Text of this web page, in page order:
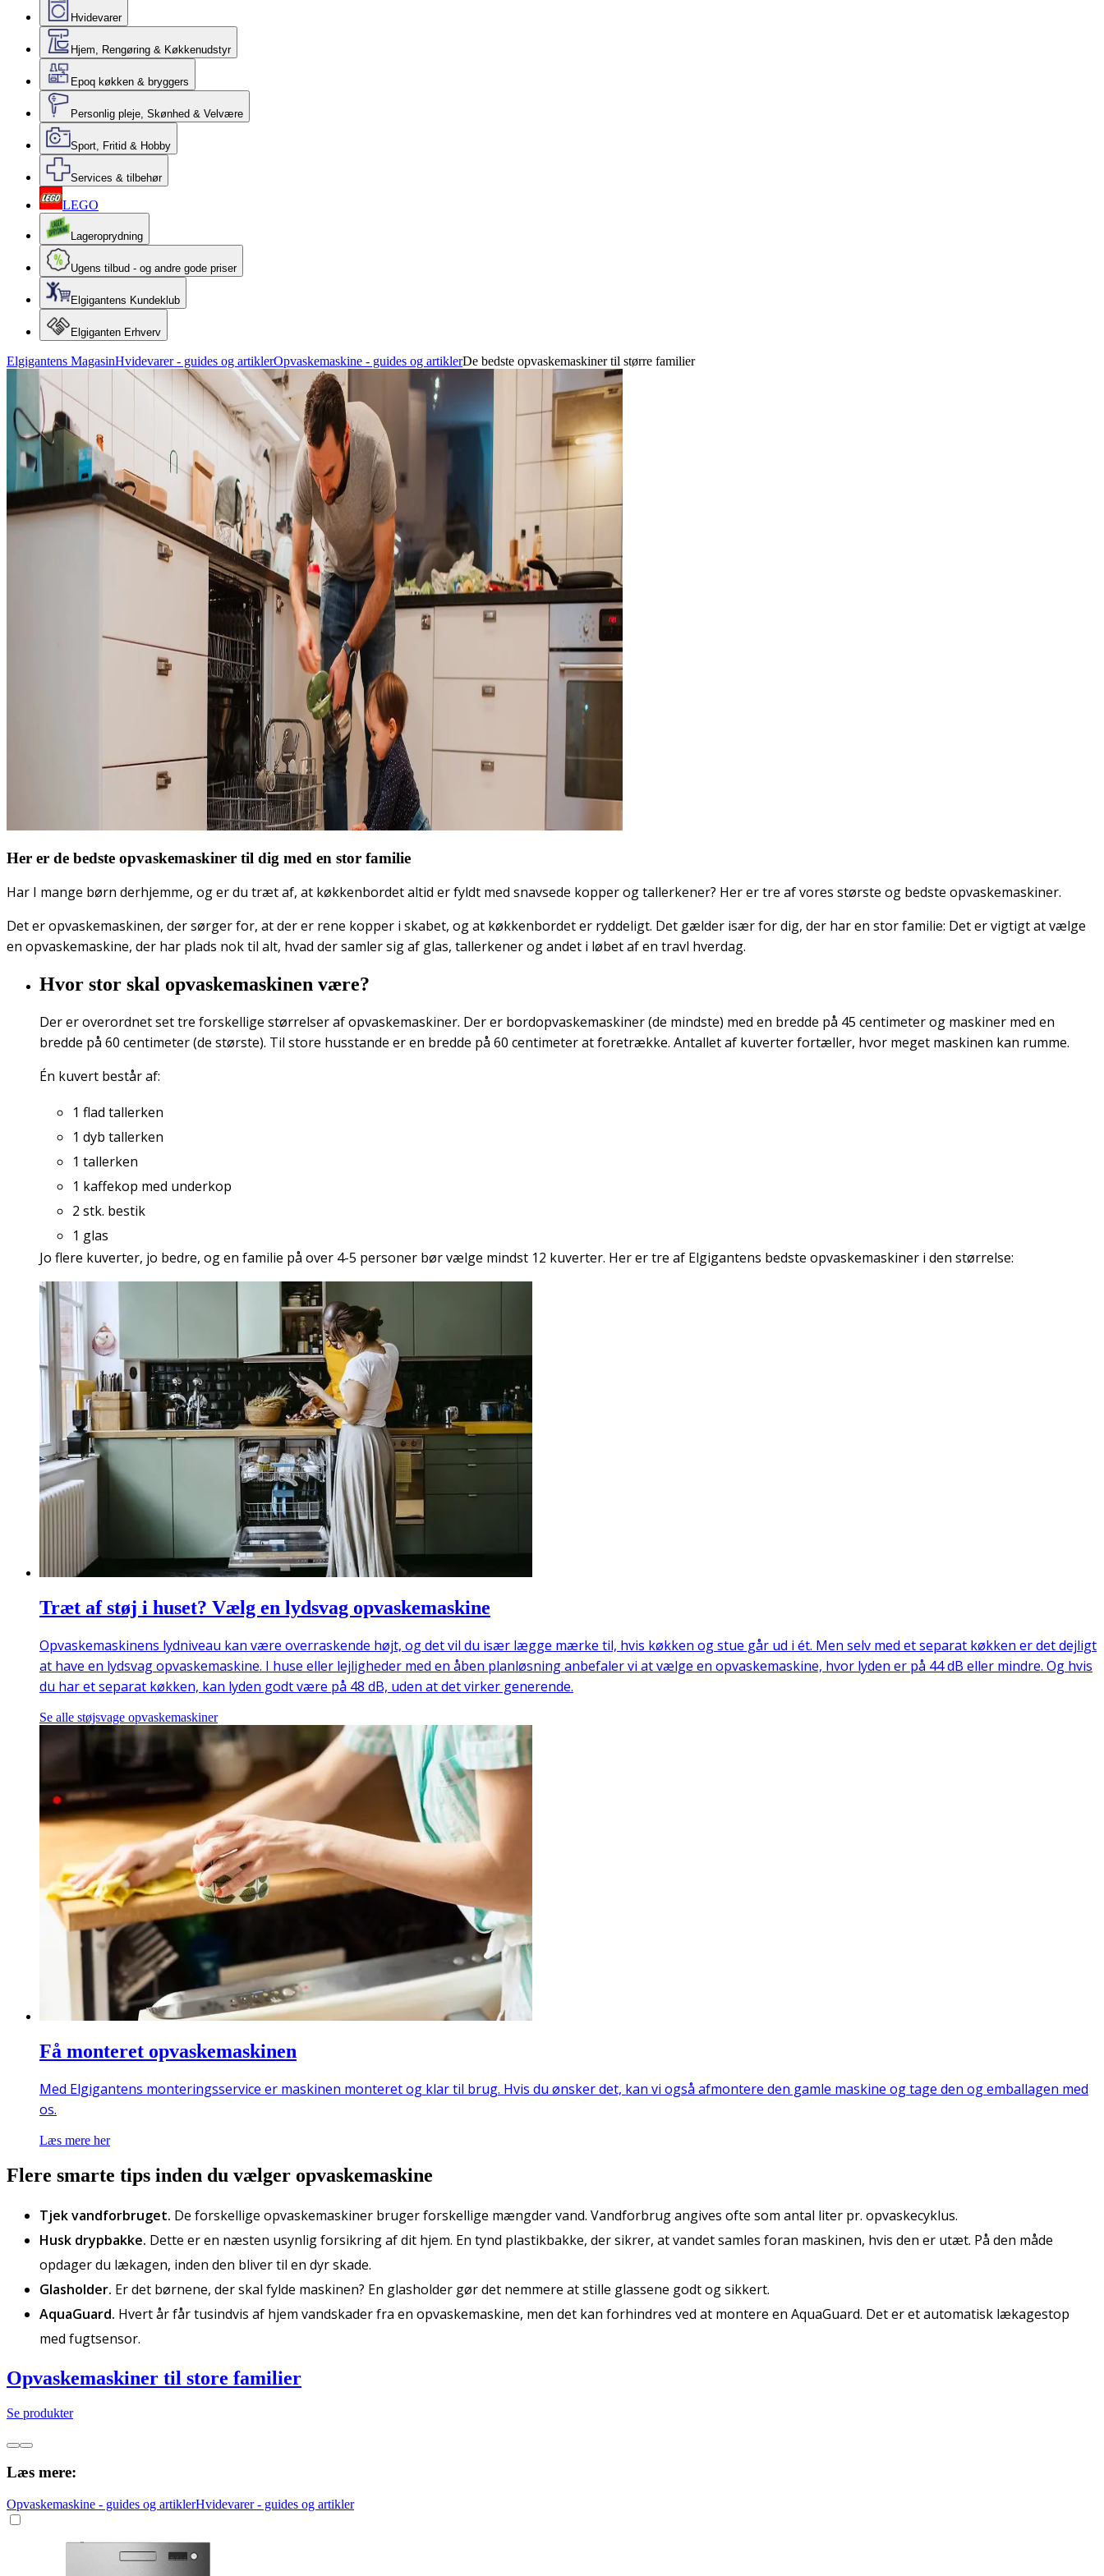
Hvidevarer
Hjem, Rengøring & Køkkenudstyr
Epoq køkken & bryggers
Personlig pleje, Skønhed & Velvære
Sport, Fritid & Hobby
Services & tilbehør
LEGO
Lageroprydning
Ugens tilbud - og andre gode priser
Elgigantens Kundeklub
Elgiganten Erhverv
Elgigantens MagasinHvidevarer - guides og artiklerOpvaskemaskine - guides og artiklerDe bedste opvaskemaskiner til større familier
Her er de bedste opvaskemaskiner til dig med en stor familie
Har I mange børn derhjemme, og er du træt af, at køkkenbordet altid er fyldt med snavsede kopper og tallerkener? Her er tre af vores største og bedste opvaskemaskiner.
Det er opvaskemaskinen, der sørger for, at der er rene kopper i skabet, og at køkkenbordet er ryddeligt. Det gælder især for dig, der har en stor familie: Det er vigtigt at vælge
en opvaskemaskine, der har plads nok til alt, hvad der samler sig af glas, tallerkener og andet i løbet af en travl hverdag.
Hvor stor skal opvaskemaskinen være?
Der er overordnet set tre forskellige størrelser af opvaskemaskiner. Der er bordopvaskemaskiner (de mindste) med en bredde på 45 centimeter og maskiner med en
bredde på 60 centimeter (de største). Til store husstande er en bredde på 60 centimeter at foretrække. Antallet af kuverter fortæller, hvor meget maskinen kan rumme.
Én kuvert består af:
1 flad tallerken
1 dyb tallerken
1 tallerken
1 kaffekop med underkop
2 stk. bestik
1 glas
Jo flere kuverter, jo bedre, og en familie på over 4-5 personer bør vælge mindst 12 kuverter. Her er tre af Elgigantens bedste opvaskemaskiner i den størrelse:
Træt af støj i huset? Vælg en lydsvag opvaskemaskine
Opvaskemaskinens lydniveau kan være overraskende højt, og det vil du især lægge mærke til, hvis køkken og stue går ud i ét. Men selv med et separat køkken er det dejligt
at have en lydsvag opvaskemaskine. I huse eller lejligheder med en åben planløsning anbefaler vi at vælge en opvaskemaskine, hvor lyden er på 44 dB eller mindre. Og hvis
du har et separat køkken, kan lyden godt være på 48 dB, uden at det virker generende.
Se alle støjsvage opvaskemaskiner
Få monteret opvaskemaskinen
Med Elgigantens monteringsservice er maskinen monteret og klar til brug. Hvis du ønsker det, kan vi også afmontere den gamle maskine og tage den og emballagen med
os.
Læs mere her
Flere smarte tips inden du vælger opvaskemaskine
Tjek vandforbruget. De forskellige opvaskemaskiner bruger forskellige mængder vand. Vandforbrug angives ofte som antal liter pr. opvaskecyklus.
Husk drypbakke. Dette er en næsten usynlig forsikring af dit hjem. En tynd plastikbakke, der sikrer, at vandet samles foran maskinen, hvis den er utæt. På den måde
opdager du lækagen, inden den bliver til en dyr skade.
Glasholder. Er det børnene, der skal fylde maskinen? En glasholder gør det nemmere at stille glassene godt og sikkert.
AquaGuard. Hvert år får tusindvis af hjem vandskader fra en opvaskemaskine, men det kan forhindres ved at montere en AquaGuard. Det er et automatisk lækagestop
med fugtsensor.
Opvaskemaskiner til store familier
Se produkter
Læs mere:
Opvaskemaskine - guides og artiklerHvidevarer - guides og artikler